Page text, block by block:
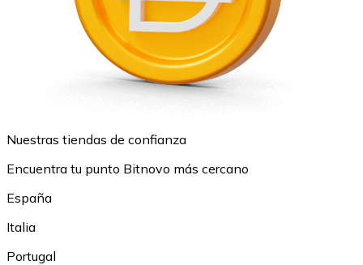
Nuestras tiendas de confianza
Encuentra tu punto Bitnovo más cercano
España
Italia
Portugal